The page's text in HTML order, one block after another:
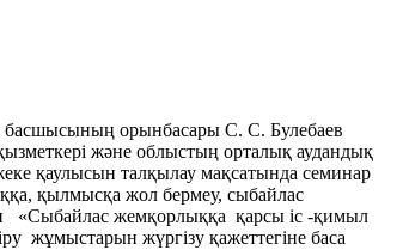
басшысының орынбасары С. С. Булебаев
және облыстың орталық аудандық
қаулысын талқылау мақсатында семинар
қылмысқа жол бермеу, сыбайлас
«Сыбайлас жемқорлыққа қарсы іс -қимыл
жұмыстарын жүргізу қажеттегіне баса